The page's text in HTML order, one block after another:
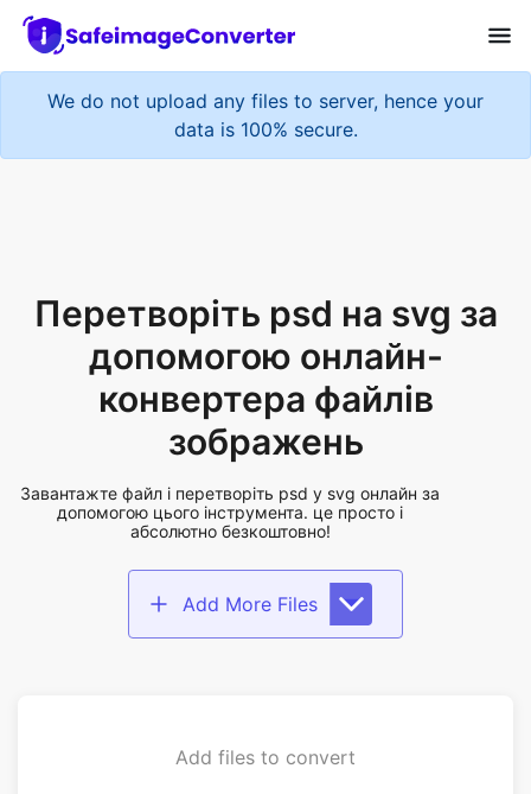
We do not upload any files to server, hence your
data is 100% secure.
конвертера файлів
зображень
Завантажте файл і перетворіть psd у svg онлайн за
допомогою цього інструмента. це просто і
абсолютно безкоштовно!
Add More Files